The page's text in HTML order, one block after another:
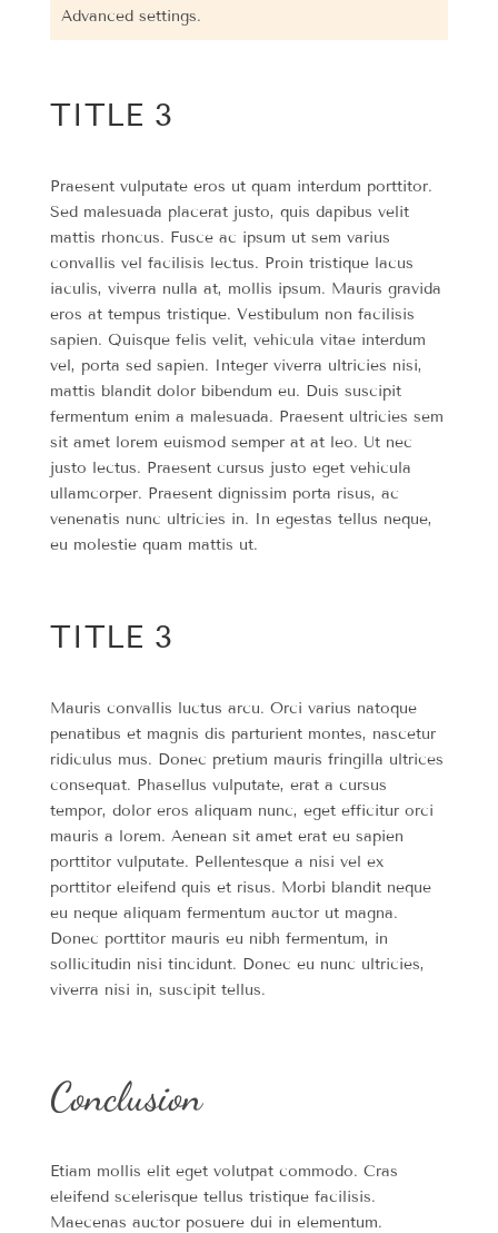
Advanced settings.
TITLE 3
Praesent vulputate eros ut quam interdum porttitor.
Sed malesuada placerat justo, quis dapibus velit
mattis rhoncus. Fusce ac ipsum ut sem varius
convallis vel facilisis lectus. Proin tristique lacus
iaculis, viverra nulla at, mollis ipsum. Mauris gravida
eros at tempus tristique. Vestibulum non facilisis
sapien. Quisque felis velit, vehicula vitae interdum
vel, porta sed sapien. Integer viverra ultricies nisi,
mattis blandit dolor bibendum eu. Duis suscipit
fermentum enim a malesuada. Praesent ultricies sem
sit amet lorem euismod semper at at leo. Ut nec
justo lectus. Praesent cursus justo eget vehicula
ullamcorper. Praesent dignissim porta risus, ac
venenatis nunc ultricies in. In egestas tellus neque,
eu molestie quam mattis ut.
TITLE 3
Mauris convallis luctus arcu. Orci varius natoque
penatibus et magnis dis parturient montes, nascetur
ridiculus mus. Donec pretium mauris fringilla ultrices
consequat. Phasellus vulputate, erat a cursus
tempor, dolor eros aliquam nunc, eget efficitur orci
mauris a lorem. Aenean sit amet erat eu sapien
porttitor vulputate. Pellentesque a nisi vel ex
porttitor eleifend quis et risus. Morbi blandit neque
eu neque aliquam fermentum auctor ut magna.
Donec porttitor mauris eu nibh fermentum, in
sollicitudin nisi tincidunt. Donec eu nunc ultricies,
viverra nisi in, suscipit tellus.
Conclusion
Etiam mollis elit eget volutpat commodo. Cras
eleifend scelerisque tellus tristique facilisis.
Maecenas auctor posuere dui in elementum.